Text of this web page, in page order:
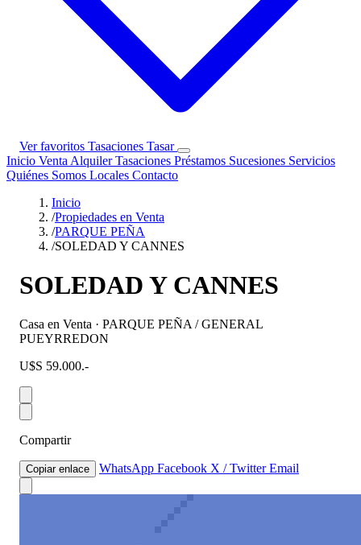
Ver favoritos Tasaciones Tasar
Inicio Venta AlquilerTasaciones Préstamos Sucesiones Servicios
Quiénes Somos Locales Contacto
Inicio
/Propiedades en Venta
/PARQUE PEÑA
/SOLEDAD Y CANNES
SOLEDAD Y CANNES
Casa en Venta · PARQUE PEÑA / GENERAL
PUEYRREDON
U$S 59.000.-
Compartir
Copiar enlace WhatsApp Facebook X / TwitterEmail